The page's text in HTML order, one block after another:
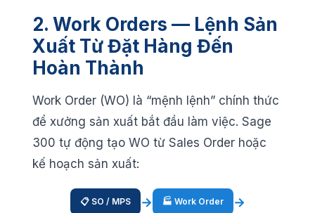
2. Work Orders — Lệnh Sản
Xuất Từ Đặt Hàng Đến
Hoàn Thành
Work Order (WO) là “mệnh lệnh” chính thức
để xưởng sản xuất bắt đầu làm việc. Sage
300 tự động tạo WO từ Sales Order hoặc
kế hoạch sản xuất:
📋 SO / MPS → 🏭 Work Order →